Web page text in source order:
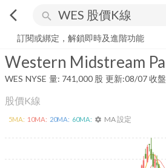
arrow_back_ios search
Western Midstream Partners, LP
訂閱或綁定，解鎖即時及進階功能
WES NYSE 量: 741,000 股 更新:08/07 收盤
股價K線
5MA: 10MA: 20MA: 60MA: settings MA 設定